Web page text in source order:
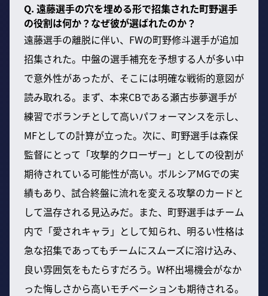
Q. 遠藤選手の穴を埋める形で招集された町野選手
の役割は何か？なぜ彼が選ばれたのか？
遠藤選手の離脱に伴い、FWの町野修斗選手が追加
招集された。中盤の選手補充を予想する人が多い中
で意外性があったが、そこには明確な戦術的意図が
読み取れる。まず、本来CBである瀬古歩夢選手が
練習でボランチとして高いパフォーマンスを示し、
MFとしての計算が立った。次に、町野選手は森保
監督にとって「攻撃的クローザー」としての役割が
期待されている可能性が高い。ボルシアMGでの実
績もあり、試合終盤に流れを変える攻撃のカードと
して温存される見込みだ。また、町野選手はチーム
内で「愛されキャラ」として知られ、明るい性格は
急な招集であってもチームにスムーズに溶け込み、
良い雰囲気をもたらすだろう。W杯出場機会がなか
った悔しさから高いモチベーションも期待される。